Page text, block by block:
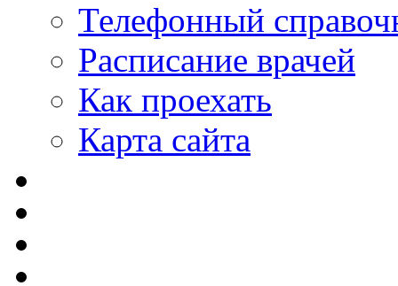
Телефонный
Расписание врачей
Как проехать
Карта сайта